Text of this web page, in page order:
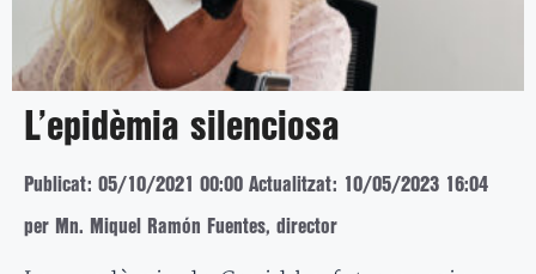
L’epidèmia silenciosa
Publicat: 05/10/2021 00:00 Actualitzat: 10/05/2023 16:04
per Mn. Miquel Ramón Fuentes, director